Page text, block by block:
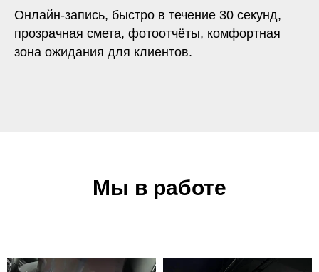
Онлайн-запись, быстро в течение 30 секунд,
прозрачная смета, фотоотчёты, комфортная
зона ожидания для клиентов.
Мы в работе